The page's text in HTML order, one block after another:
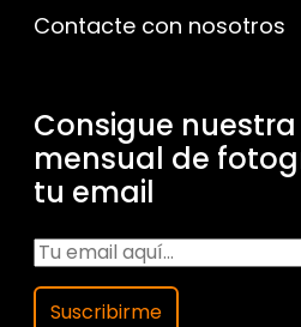
Contacte con nosotros
Consigue
mensual de
tu email
Suscribirme